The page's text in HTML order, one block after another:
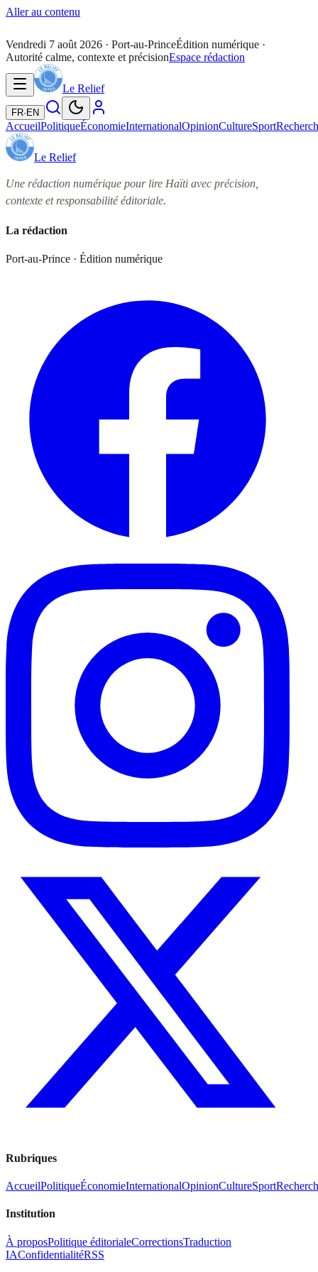
Aller au contenu
Vendredi 7 août 2026 · Port-au-PrinceÉdition numérique ·
Autorité calme, contexte et précisionEspace rédaction
Le Relief
FR· EN
AccueilPolitiqueÉconomieInternationalOpinionCultureSport
Le Relief
Une rédaction numérique pour lire Haïti avec précision,
contexte et responsabilité éditoriale.
La rédaction
Port-au-Prince · Édition numérique
Rubriques
AccueilPolitiqueÉconomieInternationalOpinionCultureSport
Institution
À proposPolitique éditorialeCorrectionsTraduction
IAConfidentialitéRSS